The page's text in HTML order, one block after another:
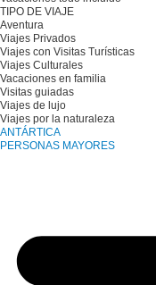
TIPO DE VIAJE
Aventura
Viajes Privados
Viajes con Visitas Turísticas
Viajes Culturales
Vacaciones en familia
Visitas guiadas
Viajes de lujo
Viajes por la naturaleza
ANTÁRTICA
PERSONAS MAYORES